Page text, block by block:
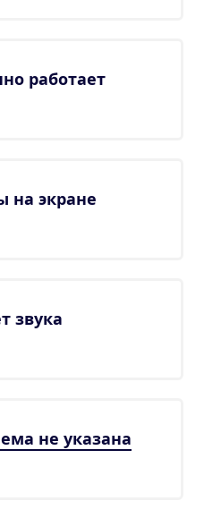
работает
на экране
звука
не указана